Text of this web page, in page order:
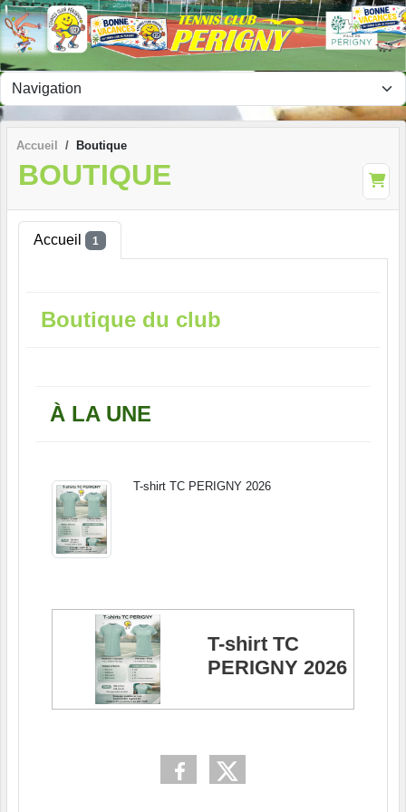
Accueil Boutique
BOUTIQUE
Accueil 1
Boutique du club
À LA UNE
T-shirt TC PERIGNY 2026
T-shirt TC
PERIGNY 2026
Panneau de gestion des cookies